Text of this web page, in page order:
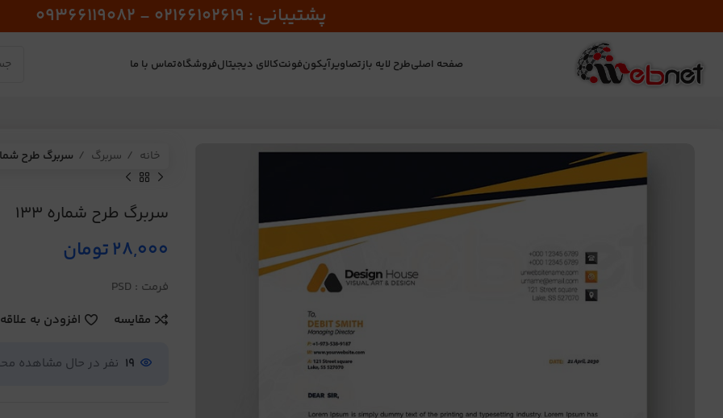
پشتیبانی : 02166102619 - 09366119082
صفحه اصلیطرح لایه بازتصاویرآیکونفونتکالای دیجیتالفروشگاهتماس با ما
خانه سربرگ سربرگ طرح شماره
سربرگ طرح شماره 133
28,000تومان
فرمت : PSD
مقایسه
افزودن به
19 نفر در حال مشاهده